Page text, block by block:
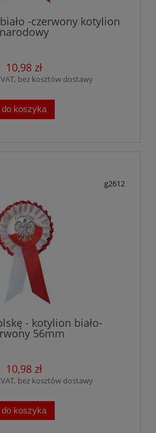
-czerwony kotylion
narodowy
10,98 zł
bez kosztów dostawy
do koszyka
g2612
- kotylion biało-
56mm
10,98 zł
bez kosztów dostawy
do koszyka